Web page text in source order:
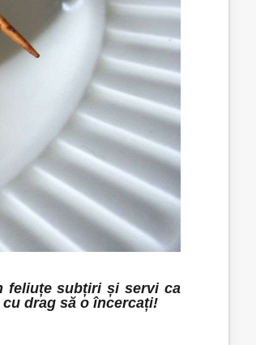
feliuțe subțiri și servi ca
drag să o încercați!